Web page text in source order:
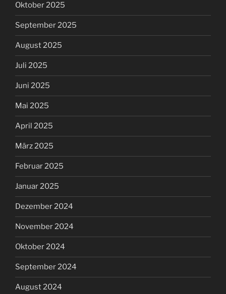
Oktober 2025
September 2025
August 2025
Juli 2025
Juni 2025
Mai 2025
April 2025
März 2025
Februar 2025
Januar 2025
Dezember 2024
November 2024
Oktober 2024
September 2024
August 2024